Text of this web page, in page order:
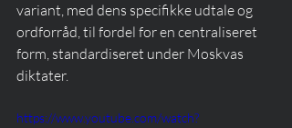
variant, med dens specifikke udtale og
ordforråd, til fordel for en centraliseret
form, standardiseret under Moskvas
diktater.
https://www.youtube.com/watch?